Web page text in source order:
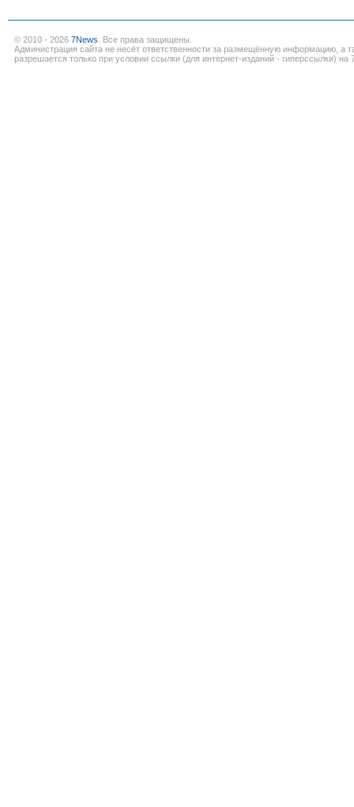
© 2010 - 2026 7News . Все права защищены.
Администрация сайта не несёт ответственности за размещённую информацию, а
разрешается только при условии ссылки (для интернет-изданий - гиперссылки) на